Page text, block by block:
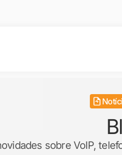
sobre VoIP,